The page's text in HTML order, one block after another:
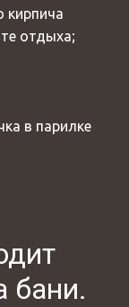
кирпича
отдыха;
в парилке
бани.